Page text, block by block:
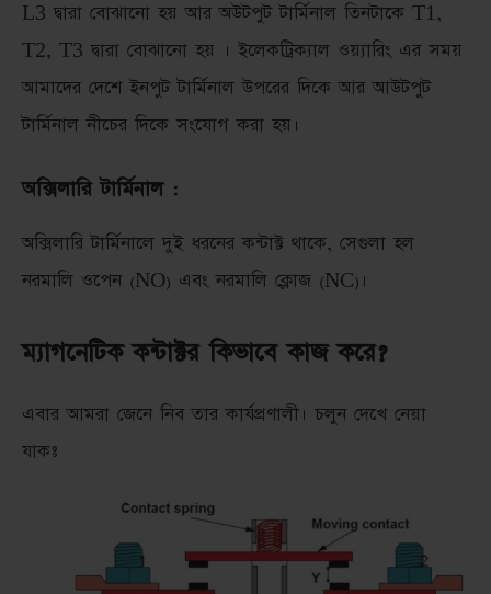
L3 দ্বারা বোঝানো হয় আর অউটপুট টার্মিনাল তিনটাকে T1,
T2, T3 দ্বারা বোঝানো হয় । ইলেকট্রিক্যাল ওয়্যারিং এর সময়
আমাদের দেশে ইনপুট টার্মিনাল উপরের দিকে আর আউটপুট
টার্মিনাল নীচের দিকে সংযোগ করা হয়।
অক্সিলারি টার্মিনাল :
অক্সিলারি টার্মিনালে দুই ধরনের কন্টাক্ট থাকে, সেগুলা হল
নরমালি ওপেন (NO) এবং নরমালি ক্লোজ (NC)।
ম্যাগনেটিক কন্টাক্টর কিভাবে কাজ করে?
এবার আমরা জেনে নিব তার কার্যপ্রণালী। চলুন দেখে নেয়া
যাকঃ